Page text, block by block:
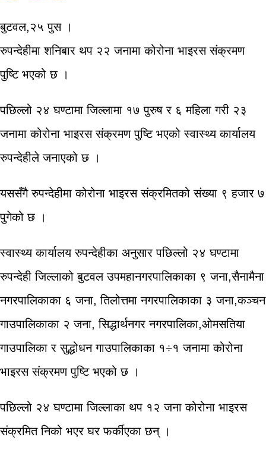
बुटवल,२५ पुस ।
रुपन्देहीमा शनिबार थप २२ जनामा कोरोना भाइरस संक्रमण
पुष्टि भएको छ ।
पछिल्लो २४ घण्टामा जिल्लामा १७ पुरुष र ६ महिला गरी २३
जनामा कोरोना भाइरस संक्रमण पुष्टि भएको स्वास्थ्य कार्यालय
रुपन्देहीले जनाएको छ ।
यससँगै रुपन्देहीमा कोरोना भाइरस संक्रमितको संख्या ९ हजार ७
पुगेको छ ।
स्वास्थ्य कार्यालय रुपन्देहीका अनुसार पछिल्लो २४ घण्टामा
रुपन्देही जिल्लाको बुटवल उपमहानगरपालिकाका ९ जना,सैनामैना
नगरपालिकाका ६ जना, तिलोत्तमा नगरपालिकाका ३ जना,कञ्चन
गाउपालिकाका २ जना, सिद्धार्थनगर नगरपालिका,ओमसतिया
गाउपालिका र सुद्धोधन गाउपालिकाका १÷१ जनामा कोरोना
भाइरस संक्रमण पुष्टि भएको छ ।
पछिल्लो २४ घण्टामा जिल्लाका थप १२ जना कोरोना भाइरस
संक्रमित निको भएर घर फर्कीएका छन् ।